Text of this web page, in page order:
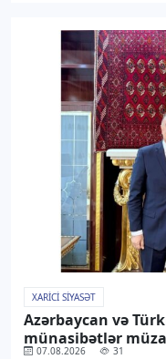
XARICI SIYASƏT
Azərbaycan və
münasibətlər
07.08.2026 31